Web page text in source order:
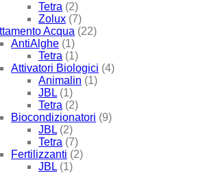
Tetra (2)
Zolux (7)
Acqua (22)
AntiAlghe (1)
Tetra (1)
Attivatori Biologici (4)
Animalin (1)
JBL (1)
Tetra (2)
Biocondizionatori (9)
JBL (2)
Tetra (7)
Fertilizzanti (2)
JBL (1)